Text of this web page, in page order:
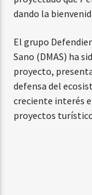
dando la
El grupo
Sano (DMAS) ha
proyecto,
defensa del
creciente interés
proyectos